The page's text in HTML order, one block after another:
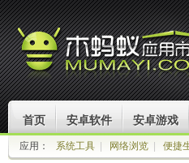
首页 安卓软件 安卓游戏
应用： 系统工具 网络浏览 便捷